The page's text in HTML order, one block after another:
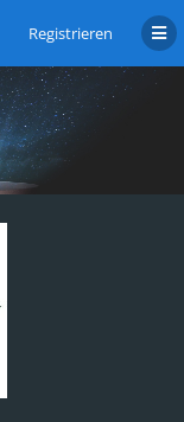
Registrieren